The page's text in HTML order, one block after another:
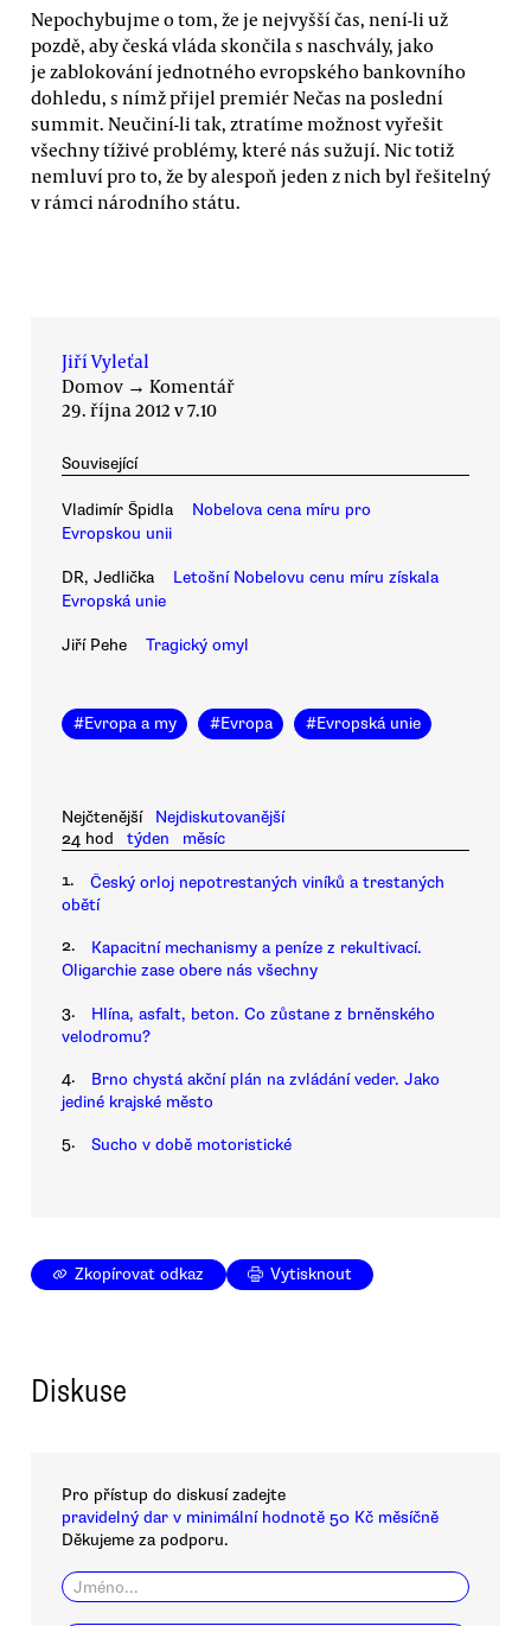
Nepochybujme o tom, že je nejvyšší čas, není-li už
pozdě, aby česká vláda skončila s naschvály, jako
je zablokování jednotného evropského bankovního
dohledu, s nímž přijel premiér Nečas na poslední
summit. Neučiní-li tak, ztratíme možnost vyřešit
všechny tíživé problémy, které nás sužují. Nic totiž
nemluví pro to, že by alespoň jeden z nich byl řešitelný
v rámci národního státu.
Jiří Vyleťal
Domov → Komentář
29. října 2012 v 7.10
Související
Vladimír Špidla
Nobelova cena míru pro
Evropskou unii
DR, Jedlička
Letošní Nobelovu cenu míru získala
Evropská unie
Jiří Pehe Tragický omyl
#Evropa a my #Evropa #Evropská unie
Nejčtenější
Nejdiskutovanější
24 hod
týden měsíc
1.
Český orloj nepotrestaných viníků a trestaných
obětí
2.
Kapacitní mechanismy a peníze z rekultivací.
Oligarchie zase obere nás všechny
3.
Hlína, asfalt, beton. Co zůstane z brněnského
velodromu?
4.
Brno chystá akční plán na zvládání veder. Jako
jediné krajské město
5. Sucho v době motoristické
Zkopírovat odkaz Vytisknout
Diskuse
Pro přístup do diskusí zadejte
pravidelný dar v minimální hodnotě 50 Kč měsíčně
Děkujeme za podporu.